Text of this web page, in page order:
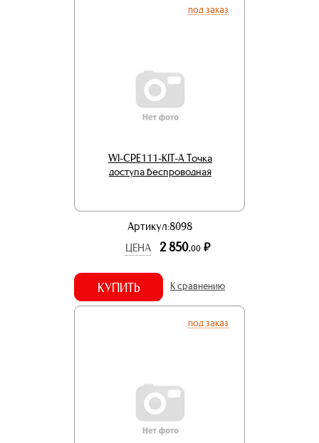
под заказ
WI-CPE111-KIT-A Точка
доступа беспроводная
Артикул:8098
ЦЕНА
2 850.00 р.
КУПИТЬ К сравнению
под заказ